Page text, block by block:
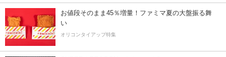
お値段そのまま45％増量！ファミマ夏の大盤振る舞
い
オリコンタイアップ特集